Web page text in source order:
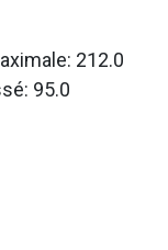
212.0
95.0